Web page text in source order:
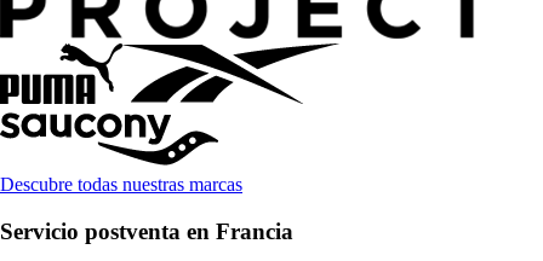
Descubre todas nuestras marcas
Servicio postventa en Francia